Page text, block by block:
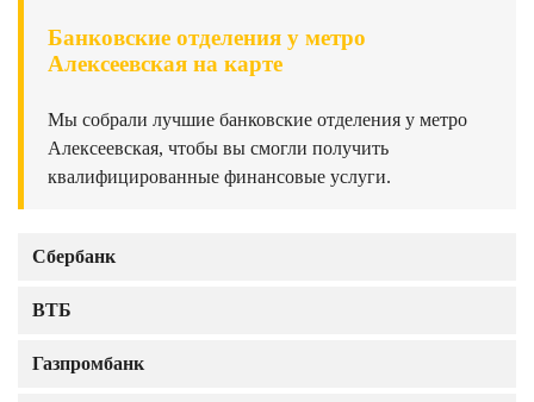
Банковские отделения у метро
Алексеевская на карте
Мы собрали лучшие банковские отделения у метро
Алексеевская, чтобы вы смогли получить
квалифицированные финансовые услуги.
Сбербанк
ВТБ
Газпромбанк